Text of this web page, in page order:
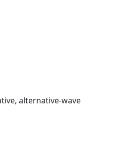
alternative-wave